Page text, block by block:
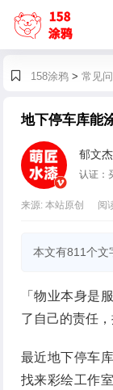
158涂鸦> 常见
地下停车库能
郁文杰
认证：
来源: 本站原创 阅
本文有811个文
「物业本身是
了自己的责任，
最近地下停车
找来彩绘工作